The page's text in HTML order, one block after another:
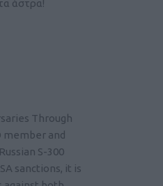
άστρα!
Through
member and
S-300
sanctions, it is